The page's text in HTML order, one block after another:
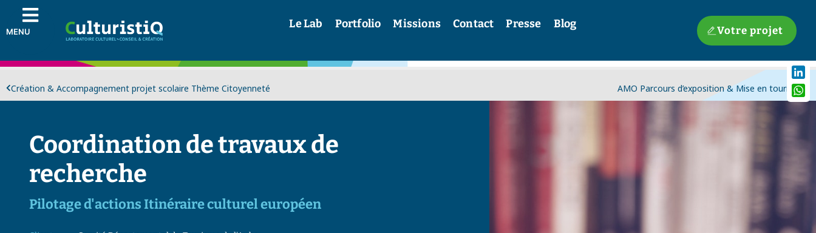
MENU
Le Lab Portfolio Missions Contact Presse Blog
Votre projet
Création & Accompagnement projet scolaire Thème Citoyenneté AMO Parcours d’exposition & Mise en tourisme
Coordination de travaux de
recherche
Pilotage d'actions Itinéraire culturel européen